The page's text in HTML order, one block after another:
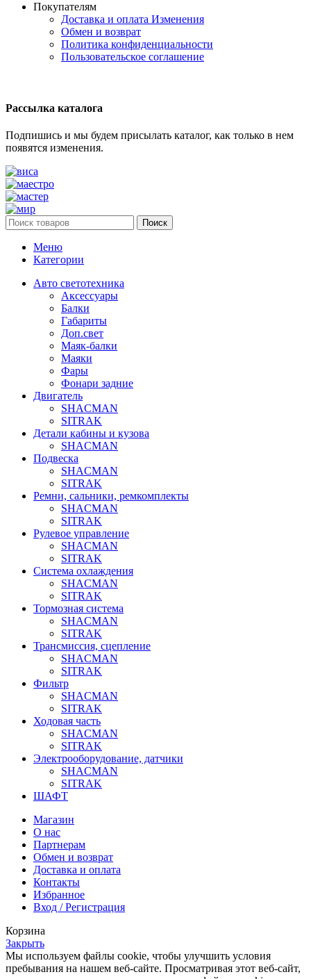
Покупателям
Доставка и оплата Изменения
Обмен и возврат
Политика конфиденциальности
Пользовательское соглашение
Рассылка каталога
Подпишись и мы будем присылать каталог, как только в нем
появятся изменения.
Поиск
Меню
Категории
Авто светотехника
Аксессуары
Балки
Габариты
Доп.свет
Маяк-балки
Маяки
Фары
Фонари задние
Двигатель
SHACMAN
SITRAK
Детали кабины и кузова
SHACMAN
Подвеска
SHACMAN
SITRAK
Ремни, сальники, ремкомплекты
SHACMAN
SITRAK
Рулевое управление
SHACMAN
SITRAK
Система охлаждения
SHACMAN
SITRAK
Тормозная система
SHACMAN
SITRAK
Трансмиссия, сцепление
SHACMAN
SITRAK
Фильтр
SHACMAN
SITRAK
Ходовая часть
SHACMAN
SITRAK
Электрооборудование, датчики
SHACMAN
SITRAK
ШАФТ
Магазин
О нас
Партнерам
Обмен и возврат
Доставка и оплата
Контакты
Избранное
Вход / Регистрация
Корзина
Закрыть
Мы используем файлы cookie, чтобы улучшить условия
пребывания на нашем веб-сайте. Просматривая этот веб-сайт,